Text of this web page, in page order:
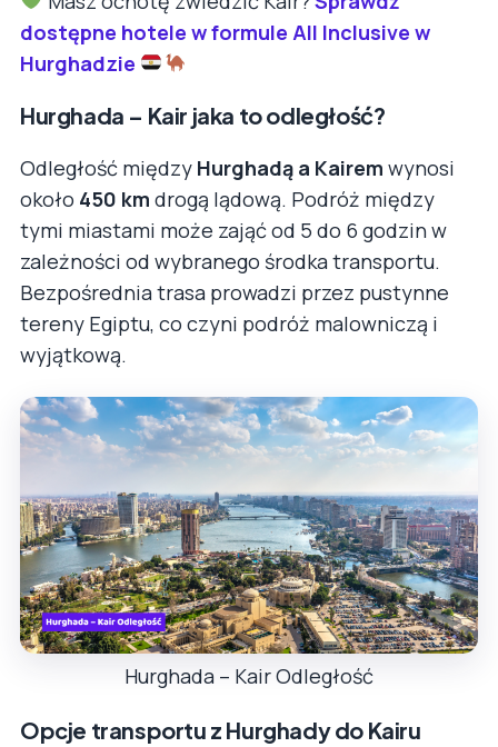
dostępne hotele w formule All Inclusive w
Hurghadzie
Hurghada – Kair jaka to odległość?
Odległość między Hurghadą a Kairem wynosi
około 450 km drogą lądową. Podróż między
tymi miastami może zająć od 5 do 6 godzin w
zależności od wybranego środka transportu.
Bezpośrednia trasa prowadzi przez pustynne
tereny Egiptu, co czyni podróż malowniczą i
wyjątkową.
Hurghada – Kair Odległość
Opcje transportu z Hurghady do Kairu